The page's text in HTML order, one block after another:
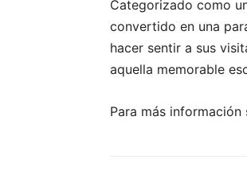
Categorizado como
convertido en una
hacer sentir a sus
aquella memorable
Para más